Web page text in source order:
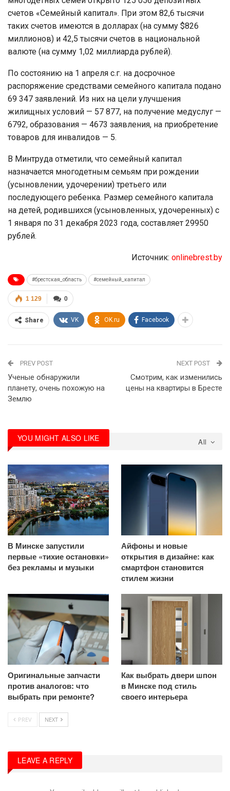
счетов «Семейный капитал». При этом 82,6 тысячи
таких счетов имеются в долларах (на сумму $826
миллионов) и 42,5 тысячи счетов в национальной
валюте (на сумму 1,02 миллиарда рублей).
По состоянию на 1 апреля с.г. на досрочное
распоряжение средствами семейного капитала подано
69 347 заявлений. Из них на цели улучшения
жилищных условий — 57 877, на получение медуслуг —
6792, образования — 4673 заявления, на приобретение
товаров для инвалидов — 5.
В Минтруда отметили, что семейный капитал
назначается многодетным семьям при рождении
(усыновлении, удочерении) третьего или
последующего ребенка. Размер семейного капитала
на детей, родившихся (усыновленных, удочеренных) с
1 января по 31 декабря 2023 года, составляет 29950
рублей.
Источник: onlinebrest.by
#брестская_область #семейный_капитал
0
1 129
Share VK OK.ru Facebook
PREV POST
Ученые обнаружили
планету, очень похожую на
Землю
NEXT POST
Смотрим, как изменились
цены на квартиры в Бресте
All
YOU MIGHT ALSO LIKE
В Минске запустили
первые «тихие остановки»
без рекламы и музыки
Айфоны и новые
открытия в дизайне: как
смартфон становится
стилем жизни
Оригинальные запчасти
против аналогов: что
выбрать при ремонте?
Как выбрать двери шпон
в Минске под стиль
своего интерьера
PREV NEXT
LEAVE A REPLY